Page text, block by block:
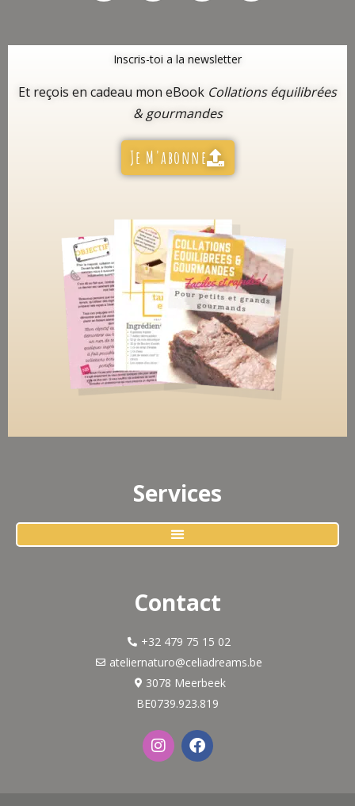
Inscris-toi a la newsletter
Et reçois en cadeau mon eBook Collations équilibrées
& gourmandes
Je M'abonne
Services
Contact
+32 479 75 15 02
ateliernaturo@celiadreams.be
3078 Meerbeek
BE0739.923.819
I
n
s
F
a
c